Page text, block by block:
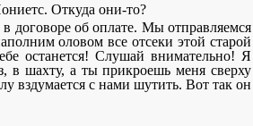
Откуда они-то?
договоре об оплате. Мы отправляемся
оловом все отсеки этой старой
останется! Слушай внимательно! Я
в шахту, а ты прикроешь меня сверху
вздумается с нами шутить. Вот так он